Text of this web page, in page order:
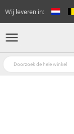
Wij leveren in: